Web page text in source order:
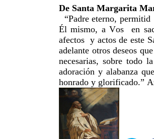
De Santa Margarita
“Padre eterno,
Él mismo, a Vos en
afectos y actos de este
adelante otros deseos
necesarias, sobre todo
adoración y alabanza
honrado y glorificado.”